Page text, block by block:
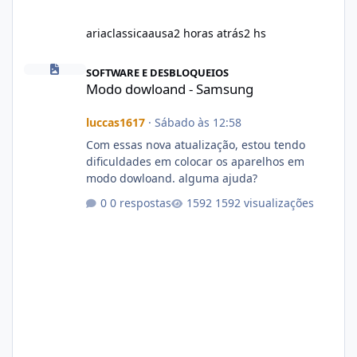
ariaclassicaausa2 horas atrás2 hs
SOFTWARE E DESBLOQUEIOS
Modo dowloand - Samsung
luccas1617· Sábado às 12:58
Com essas nova atualização, estou tendo
dificuldades em colocar os aparelhos em
modo dowloand. alguma ajuda?
0 respostas
1592 visualizações